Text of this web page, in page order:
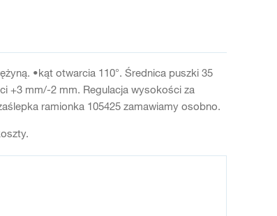
•kąt otwarcia 110°. Średnica puszki 35
+3 mm/-2 mm. Regulacja wysokości za
ramionka 105425 zamawiamy osobno.